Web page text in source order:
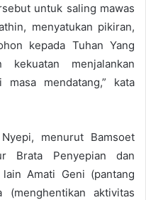
untuk saling mawas
menyatukan pikiran,
kepada Tuhan Yang
menjalankan
mendatang,” kata
menurut Bamsoet
Brata Penyepian dan
Amati Geni (pantang
(menghentikan aktivitas